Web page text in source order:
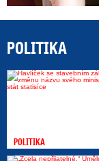
POLITIKA
POLITIKA